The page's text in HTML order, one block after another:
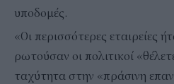
υποδομές.
«Οι περισσότερες εταιρείες
ρωτούσαν οι πολιτικοί
ταχύτητα στην «πράσινη